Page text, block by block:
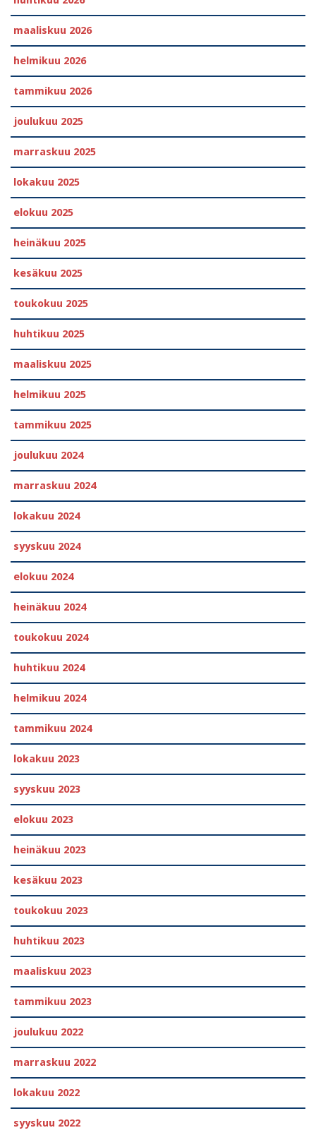
maaliskuu 2026
helmikuu 2026
tammikuu 2026
joulukuu 2025
marraskuu 2025
lokakuu 2025
elokuu 2025
heinäkuu 2025
kesäkuu 2025
toukokuu 2025
huhtikuu 2025
maaliskuu 2025
helmikuu 2025
tammikuu 2025
joulukuu 2024
marraskuu 2024
lokakuu 2024
syyskuu 2024
elokuu 2024
heinäkuu 2024
toukokuu 2024
huhtikuu 2024
helmikuu 2024
tammikuu 2024
lokakuu 2023
syyskuu 2023
elokuu 2023
heinäkuu 2023
kesäkuu 2023
toukokuu 2023
huhtikuu 2023
maaliskuu 2023
tammikuu 2023
joulukuu 2022
marraskuu 2022
lokakuu 2022
syyskuu 2022